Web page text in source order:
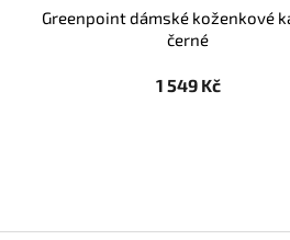
Greenpoint dámské koženkové
černé
1 549 Kč